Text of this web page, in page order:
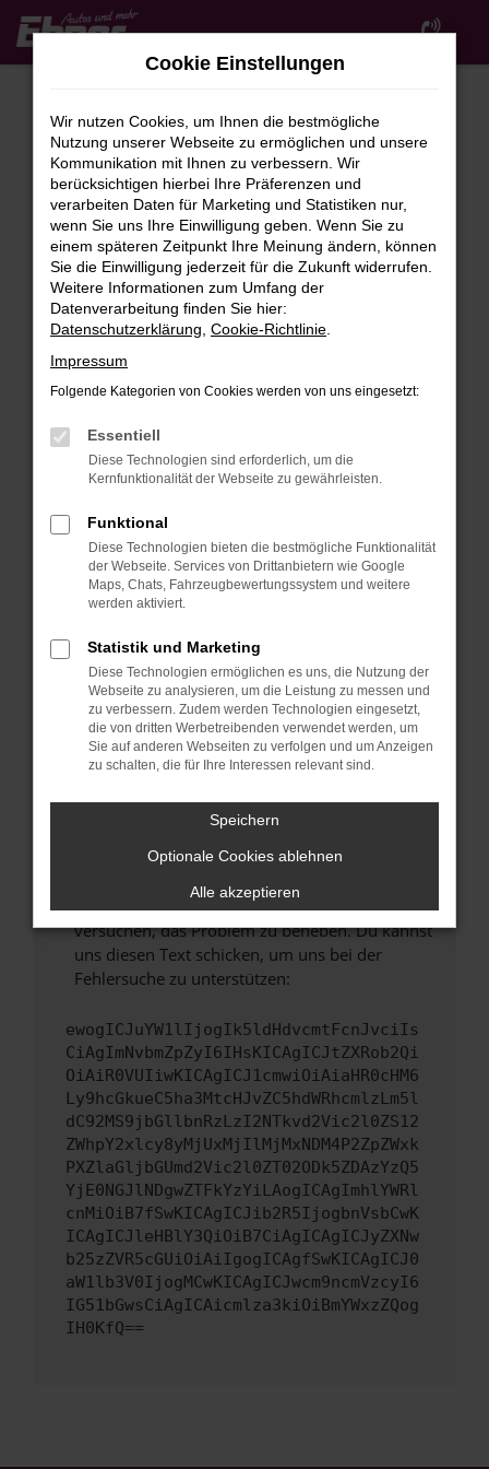
Zum
Hauptinhalt
FEHLER: NETWORK ERROR
Beim Laden ist ein Fehler aufgetreten.
Hier sind ein paar Tipps, die dir helfen können:
Überprüfe deine Firewall und deine
Internetverbindung.
Laden andere Webseiten, zum Beispiel deine
Manche Erweiterungen, wie Werbeblocker,
verhindern. Funktioniert die Seite in einem
anderen Browser oder in einem privaten
Fenster?
Starte dein Gerät neu.
Probleme zu beheben.
Stelle sicher, dass dein Browser und dein
Betriebssystem auf dem neuesten Stand
sind.
Veraltete Software birgt nicht nur ein
Sicherheitsrisiko, sondern kann auch dazu
führen, dass bestimmte Funktionen nicht mehr
unterstützt werden.
Wende dich an den Webseitenbetreiber.
Wenn du alle oben genannten Schritte versucht
hast, kontaktiere uns bitte. Wir werden
versuchen, das Problem zu beheben. Du kannst
uns diesen Text schicken, um uns bei der
Fehlersuche zu unterstützen:
ewogICJuYW1lIjogIk5ldHdvcmtFcnJvciIs
CiAgImNvbmZpZyI6IHsKICAgICJtZXRob2Qi
OiAiR0VUIiwKICAgICJ1cmwiOiAiaHR0cHM6
Ly9hcGkueC5ha3MtcHJvZC5hdWRhcmlzLm5l
dC92MS9jbGllbnRzLzI2NTkvd2Vic2l0ZS12
ZWhpY2xlcy8yMjUxMjIlMjMxNDM4P2ZpZWxk
PXZlaGljbGUmd2Vic2l0ZT02ODk5ZDAzYzQ5
YjE0NGJlNDgwZTFkYzYiLAogICAgImhlYWRl
cnMiOiB7fSwKICAgICJib2R5IjogbnVsbCwK
ICAgICJleHBlY3QiOiB7CiAgICAgICJyZXNw
b25zZVR5cGUiOiAiIgogICAgfSwKICAgICJ0
aW1lb3V0IjogMCwKICAgICJwcm9ncmVzcyI6
IG51bGwsCiAgICAicmlza3kiOiBmYWxzZQog
IH0KfQ==
Cookie Einstellungen
Wir nutzen Cookies, um Ihnen die bestmögliche
Nutzung unserer Webseite zu ermöglichen und unsere
Kommunikation mit Ihnen zu verbessern. Wir
berücksichtigen hierbei Ihre Präferenzen und
verarbeiten Daten für Marketing und Statistiken nur,
wenn Sie uns Ihre Einwilligung geben. Wenn Sie zu
einem späteren Zeitpunkt Ihre Meinung ändern, können
Sie die Einwilligung jederzeit für die Zukunft widerrufen.
Weitere Informationen zum Umfang der
Datenverarbeitung finden Sie hier:
Datenschutzerklärung Cookie-Richtlinie
Impressum
Folgende Kategorien von Cookies werden von uns eingesetzt:
Essentiell
Diese Technologien sind erforderlich, um die
Kernfunktionalität der Webseite zu gewährleisten.
Funktional
Diese Technologien bieten die bestmögliche Funktionalität
der Webseite. Services von Drittanbietern wie Google
Maps, Chats, Fahrzeugbewertungssystem und weitere
werden aktiviert.
Statistik und Marketing
Diese Technologien ermöglichen es uns, die Nutzung der
Webseite zu analysieren, um die Leistung zu messen und
zu verbessern. Zudem werden Technologien eingesetzt,
die von dritten Werbetreibenden verwendet werden, um
Sie auf anderen Webseiten zu verfolgen und um Anzeigen
zu schalten, die für Ihre Interessen relevant sind.
Speichern
Optionale Cookies ablehnen
Alle akzeptieren